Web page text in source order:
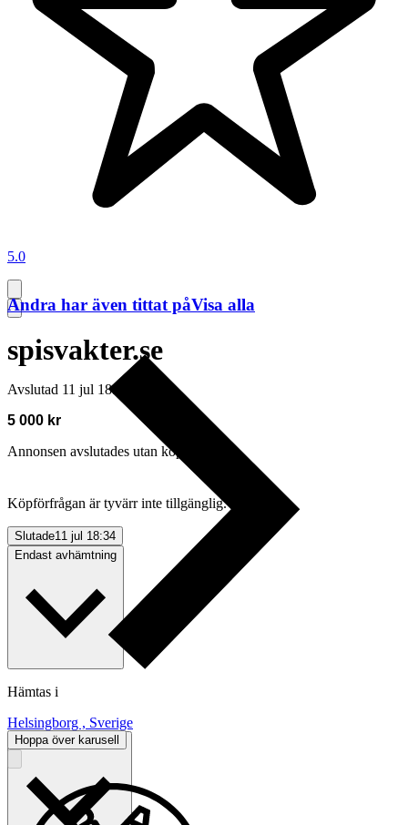
5.0
spisvakter.se
Avslutad 11 jul 18:34
5 000 kr
Annonsen avslutades utan köp
Köpförfrågan är tyvärr inte tillgänglig.
Slutade11 jul 18:34
Endast avhämtning
Hämtas i
Helsingborg , Sverige
BetalningVia Tradera
Andra har även tittat påVisa alla
Hoppa över karusell